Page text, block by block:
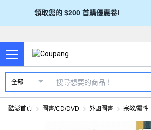
領取您的 $200 首購優惠卷!
全部
酷澎首頁 圖書/CD/DVD 外國圖書 宗教/靈性